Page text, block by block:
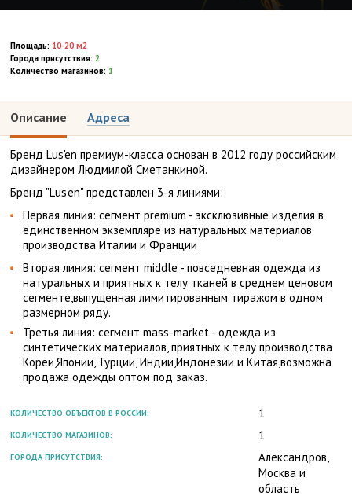
Площадь: 10-20 м2
Города присутствия: 2
Количество магазинов: 1
Описание Адреса
Бренд Lus'en премиум-класса основан в 2012 году российским
дизайнером Людмилой Сметанкиной.
Бренд "Lus'en" представлен 3-я линиями:
Первая линия: сегмент premium - эксклюзивные изделия в
единственном экземпляре из натуральных материалов
производства Италии и Франции
Вторая линия: сегмент middle - повседневная одежда из
натуральных и приятных к телу тканей в среднем ценовом
сегменте,выпущенная лимитированным тиражом в одном
размерном ряду.
Третья линия: сегмент mass-market - одежда из
синтетических материалов, приятных к телу производства
Кореи,Японии, Турции, Индии,Индонезии и Китая,возможна
продажа одежды оптом под заказ.
КОЛИЧЕСТВО ОБЪЕКТОВ В РОССИИ: 1
КОЛИЧЕСТВО МАГАЗИНОВ: 1
ГОРОДА ПРИСУТСТВИЯ:
Александров,
Москва и
область